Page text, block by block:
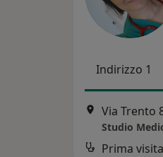
Indirizzo 1
Via Trento
Studio
Prima